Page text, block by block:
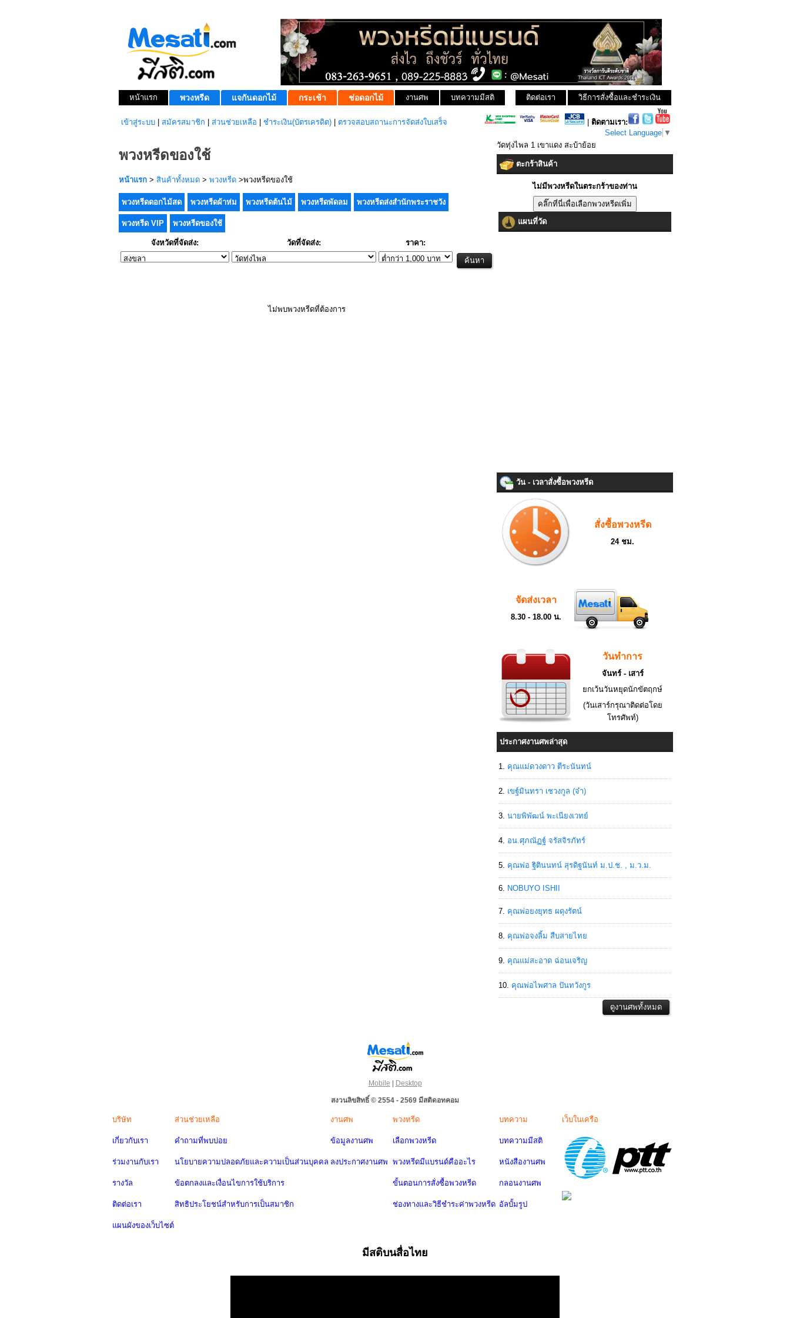
หน้าแรก พวงหรีด แจกันดอกไม้ กระเช้า ช่อดอกไม้ งานศพ บทความมีสติ วิธีการสั่งซื้อและชำระเงิน
ติดต่อเรา
เข้าสู่ระบบ สมัครสมาชิก ส่วนช่วยเหลือ ชำระเงิน(บัตรเครดิต) ตรวจสอบสถานะการจัดส่งใบเสร็จ
ติดตามเรา:
Select Language ▼
พวงหรีดของใช้
หน้าแรก > สินค้าทั้งหมด > พวงหรีด >พวงหรีดของใช้
พวงหรีดดอกไม้สด พวงหรีดผ้าห่ม พวงหรีดต้นไม้ พวงหรีดพัดลม พวงหรีดส่งสำนักพระราชวัง
พวงหรีด VIP พวงหรีดของใช้
จังหวัดที่จัดส่ง: วัดที่จัดส่ง: ราคา:
ไม่พบพวงหรีดที่ต้องการ
วัดทุ่งไพล 1 เขาแดง สะบ้าย้อย
ตะกร้าสินค้า
ไม่มีพวงหรีดในตระกร้าของท่าน
แผนที่วัด
วัน - เวลาสั่งซื้อพวงหรีด
สั่งซื้อพวงหรีด
24 ชม.
จัดส่งเวลา
8.30 - 18.00 น.
วันทำการ
จันทร์ - เสาร์
ยกเว้นวันหยุดนักขัตฤกษ์
(วันเสาร์กรุณาติดต่อโดย
โทรศัพท์)
ประกาศงานศพล่าสุด
คุณแม่ดวงดาว ตีระนันทน์
เขฐ์มินทรา เชวงกูล (จ๋า)
นายพิพัฒน์ พะเนียงเวทย์
อน.ศุภณัฏฐ์ จรัสจิรภัทร์
คุณพ่อ ฐิตินนทน์ สุรดิฐนันท์ ม.ป.ช. , ม.ว.ม.
NOBUYO ISHII
คุณพ่อยงยุทธ ผดุงรัตน์
คุณพ่อจงลิ้ม สืบสายไทย
คุณแม่สะอาด ฉ่อนเจริญ
คุณพ่อไพศาล ปันทวังกูร
Mobile | Desktop
สงวนลิขสิทธิ์ © 2554 - 2569 มีสติดอทคอม
บริษัท
เกี่ยวกับเรา
ร่วมงานกับเรา
รางวัล
ติดต่อเรา
แผนผังของเว็บไซต์
ส่วนช่วยเหลือ
คำถามที่พบบ่อย
นโยบายความปลอดภัยและความเป็นส่วนบุคคล
ข้อตกลงและเงื่อนไขการใช้บริการ
สิทธิประโยชน์สำหรับการเป็นสมาชิก
งานศพ
ข้อมูลงานศพ
ลงประกาศงานศพ
พวงหรีด
เลือกพวงหรีด
พวงหรีดมีแบรนด์คืออะไร
ขั้นตอนการสั่งซื้อพวงหรีด
ช่องทางและวิธีชำระค่าพวงหรีด
บทความ
บทความมีสติ
หนังสืองานศพ
กลอนงานศพ
อัลบั้มรูป
เว็บในเครือ
มีสติบนสื่อไทย